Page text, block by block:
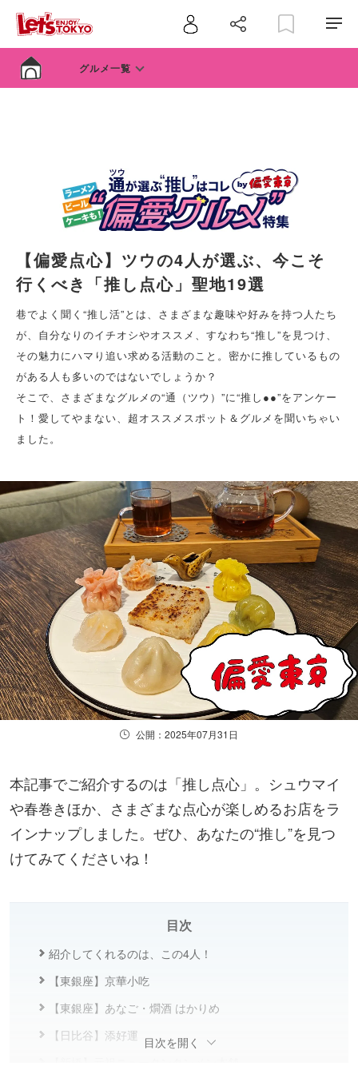
グルメ一覧
【偏愛点心】ツウの4人が選ぶ、今こそ
行くべき「推し点心」聖地19選
巷でよく聞く“推し活”とは、さまざまな趣味や好みを持つ人たち
が、自分なりのイチオシやオススメ、すなわち“推し”を見つけ、
その魅力にハマり追い求める活動のこと。密かに推しているもの
がある人も多いのではないでしょうか？
そこで、さまざまなグルメの“通（ツウ）”に“推し●●”をアンケー
ト！愛してやまない、超オススメスポット＆グルメを聞いちゃい
ました。
公開：2025年07月31日
本記事でご紹介するのは「推し点心」。シュウマイ
や春巻きほか、さまざまな点心が楽しめるお店をラ
インナップしました。ぜひ、あなたの“推し”を見つ
けてみてくださいね！
目次
紹介してくれるのは、この4人！
【東銀座】京華小吃
【東銀座】あなご・燗酒 はかりめ
【日比谷】添好運 目次を開く